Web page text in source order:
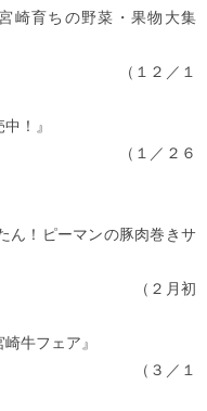
育ちの野菜・果物大集
／１
！』
２６
！ピーマンの豚肉巻きサ
２月初
フェア』
１